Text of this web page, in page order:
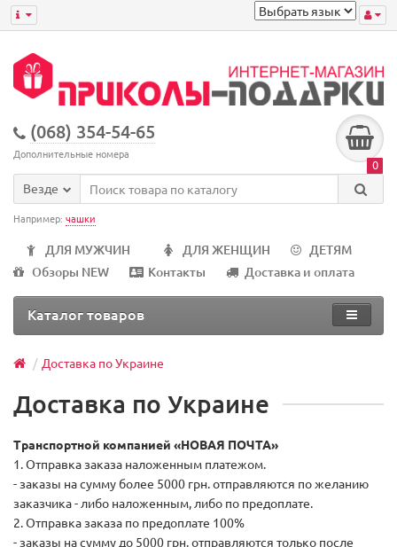
(068) 354-54-65
Дополнительные номера
0
Везде
Например: чашки
ДЛЯ МУЖЧИН ДЛЯ ЖЕНЩИН
ДЕТЯМ
Обзоры NEW
Контакты Доставка и оплата
Каталог товаров
Доставка по Украине
Доставка по Украине
Транспортной компанией «НОВАЯ ПОЧТА»
1. Отправка заказа наложенным платежом.
- заказы на сумму более 5000 грн. отправляются по желанию
заказчика - либо наложенным, либо по предоплате.
2. Отправка заказа по предоплате 100%
- заказы на сумму до 5000 грн. отправляются только после